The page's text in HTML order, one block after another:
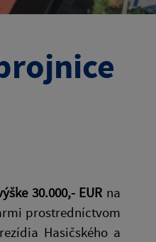
30.000,- EUR na
prostredníctvom
Hasičského a